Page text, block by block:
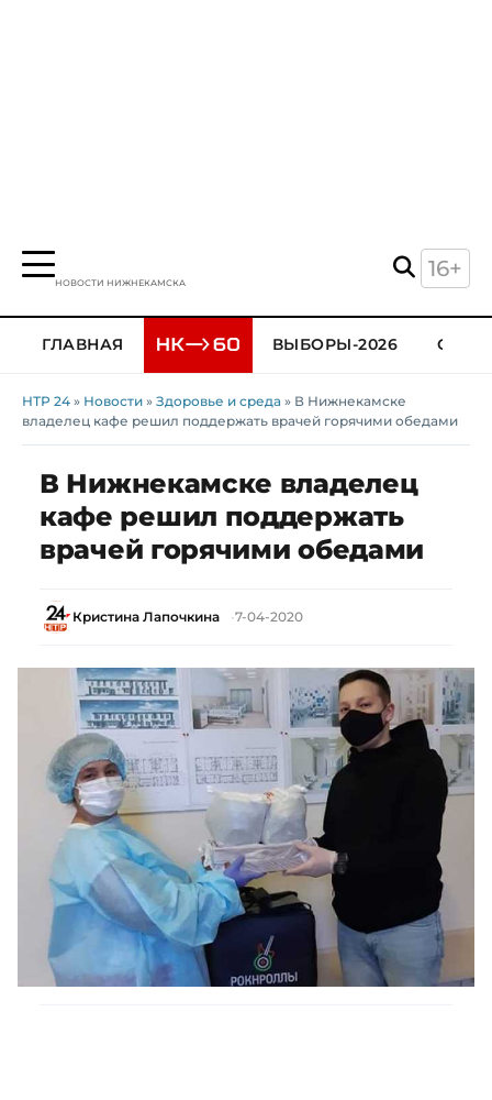
НОВОСТИ НИЖНЕКАМСКА
16+
ГЛАВНАЯ ВЫБОРЫ-2026
НТР 24 » Новости » Здоровье и среда » В Нижнекамске
владелец кафе решил поддержать врачей горячими обедами
В Нижнекамске владелец
кафе решил поддержать
врачей горячими обедами
Кристина Лапочкина 7-04-2020